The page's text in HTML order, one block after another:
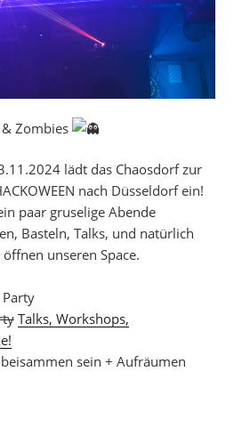
Zombies
lädt das Chaosdorf zur
nach Düsseldorf ein!
paar gruselige Abende
Basteln, Talks, und natürlich
unseren Space.
Talks, Workshops,
sein + Aufräumen